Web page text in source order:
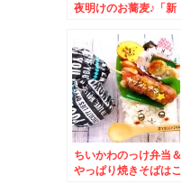
夜明けのお蕎麦♪「新
玉そば」が心も身体に
も染みて美味しすぎる
～！！！
ちいかわのっけ弁当＆
やっぱり焼きそばはこ